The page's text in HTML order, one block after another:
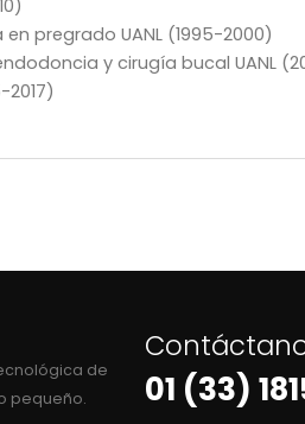
pregrado UANL (1995-2000)
y cirugía bucal UANL
2017)
de
pequeño.
01 (33)